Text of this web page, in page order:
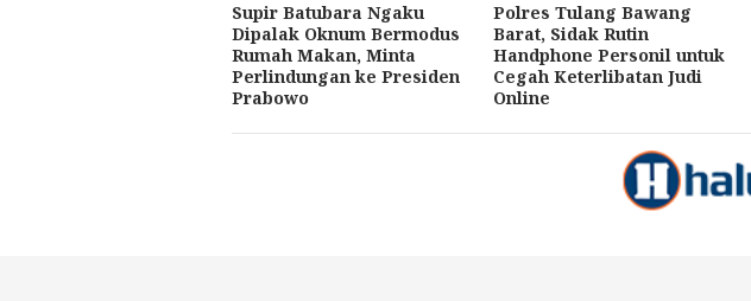
Supir Batubara Ngaku
Dipalak Oknum Bermodus
Rumah Makan, Minta
Perlindungan ke Presiden
Prabowo
Polres Tulang Bawang
Barat, Sidak Rutin
Handphone Personil untuk
Cegah Keterlibatan Judi
Online